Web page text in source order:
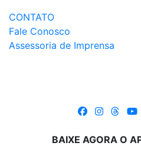
CONTATO
Fale Conosco
Assessoria de Imprensa
BAIXE AGORA O